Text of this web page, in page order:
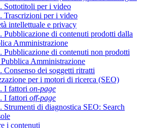
Sottotitoli per i video
Trascrizioni per i video
intellettuale e privacy
Pubblicazione di contenuti prodotti dalla
Amministrazione
Pubblicazione di contenuti non prodotti
Amministrazione
Consenso dei soggetti ritratti
per i motori di ricerca (SEO)
I fattori on-page
I fattori off-page
Strumenti di diagnostica SEO: Search
i contenuti